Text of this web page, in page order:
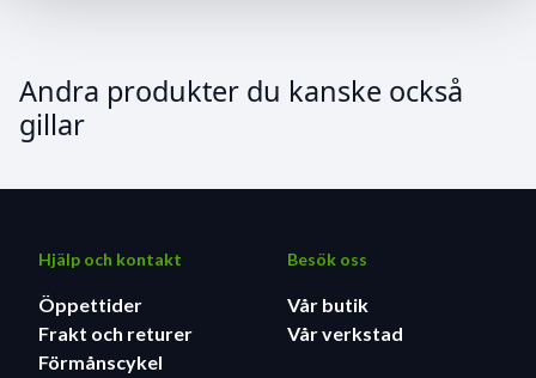
Andra produkter du kanske också
gillar
Hjälp och kontakt
Öppettider
Frakt och returer
Förmånscykel
Besök oss
Vår butik
Vår verkstad